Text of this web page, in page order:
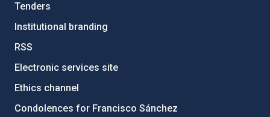
Tenders
Institutional branding
RSS
Electronic services site
Ethics channel
Condolences for Francisco Sánchez